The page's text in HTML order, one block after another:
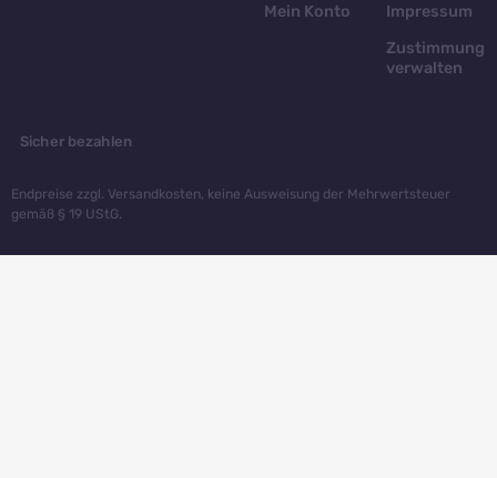
Mein Konto
Impressum
Zustimmung
verwalten
Sicher bezahlen
Endpreise zzgl. Versandkosten, keine Ausweisung der Mehrwertsteuer
gemäß § 19 UStG.